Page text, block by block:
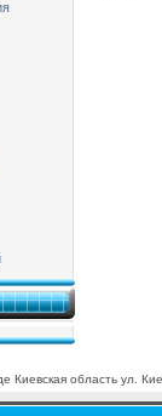
Киевская область ул.